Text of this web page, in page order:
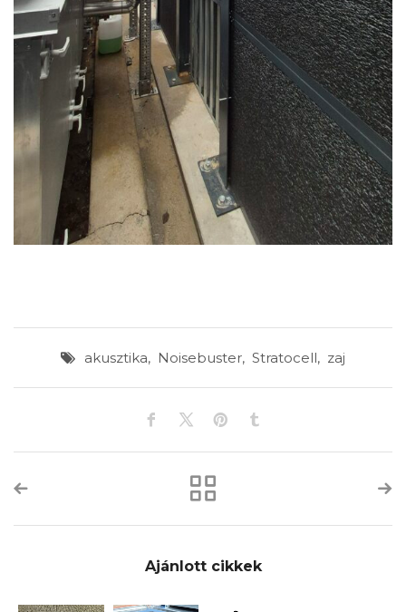
akusztika, Noisebuster, Stratocell, zaj
Ajánlott cikkek